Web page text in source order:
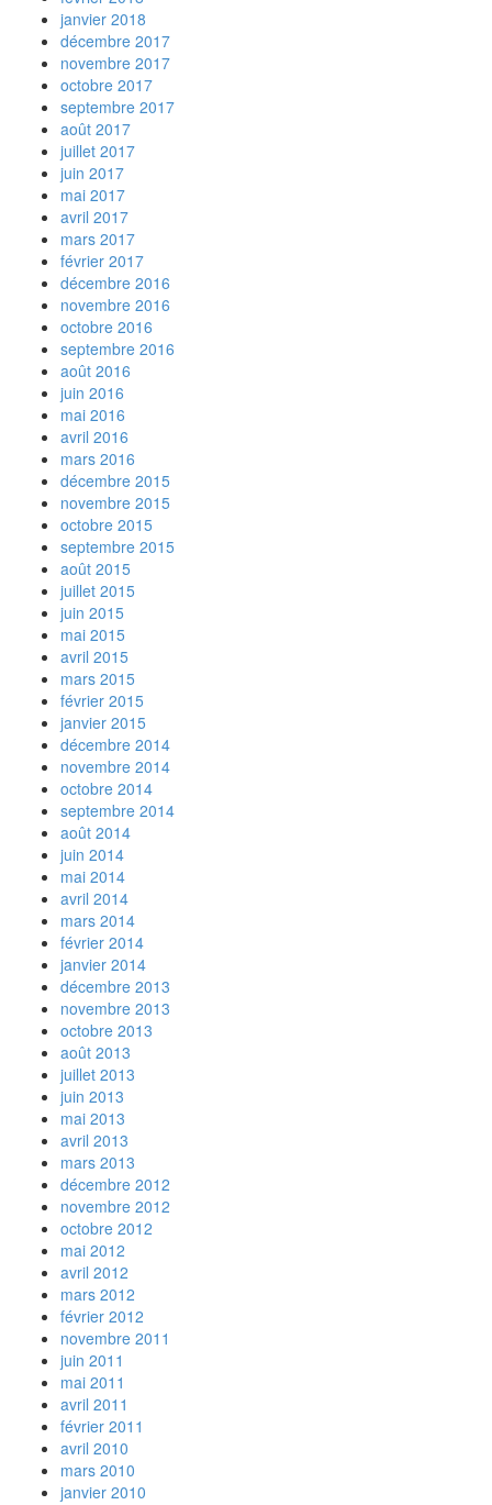
janvier 2018
décembre 2017
novembre 2017
octobre 2017
septembre 2017
août 2017
juillet 2017
juin 2017
mai 2017
avril 2017
mars 2017
février 2017
décembre 2016
novembre 2016
octobre 2016
septembre 2016
août 2016
juin 2016
mai 2016
avril 2016
mars 2016
décembre 2015
novembre 2015
octobre 2015
septembre 2015
août 2015
juillet 2015
juin 2015
mai 2015
avril 2015
mars 2015
février 2015
janvier 2015
décembre 2014
novembre 2014
octobre 2014
septembre 2014
août 2014
juin 2014
mai 2014
avril 2014
mars 2014
février 2014
janvier 2014
décembre 2013
novembre 2013
octobre 2013
août 2013
juillet 2013
juin 2013
mai 2013
avril 2013
mars 2013
décembre 2012
novembre 2012
octobre 2012
mai 2012
avril 2012
mars 2012
février 2012
novembre 2011
juin 2011
mai 2011
avril 2011
février 2011
avril 2010
mars 2010
janvier 2010